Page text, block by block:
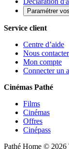
Paramétrer
Service client
Centre d’aide
Nous contacter
Mon compte
Connecter un
Cinémas Pathé
Films
Cinémas
Offres
Cinépass
Pathé Home © 2026